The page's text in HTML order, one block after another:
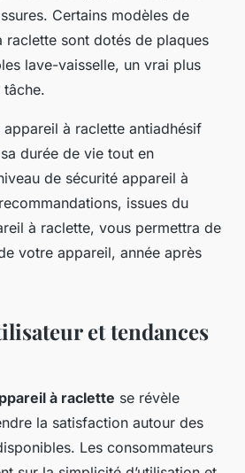
Certains modèles de
raclette sont dotés de plaques
lave-vaisselle, un vrai plus
à raclette antiadhésif
durée de vie tout en
de sécurité appareil à
issues du
à raclette, vous permettra de
votre appareil, année après
et tendances
à raclette se révèle
la satisfaction autour des
Les consommateurs